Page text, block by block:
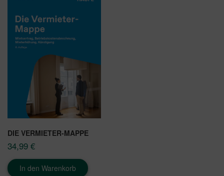
DIE VERMIETER-MAPPE
34,99 €
In den Warenkorb